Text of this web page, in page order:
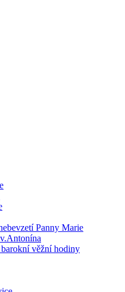
Panny Marie
věžní hodiny